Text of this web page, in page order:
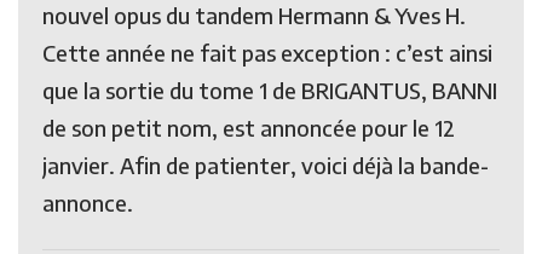
nouvel opus du tandem Hermann & Yves H.
Cette année ne fait pas exception : c’est ainsi
que la sortie du tome 1 de BRIGANTUS, BANNI
de son petit nom, est annoncée pour le 12
janvier. Afin de patienter, voici déjà la bande-
annonce.